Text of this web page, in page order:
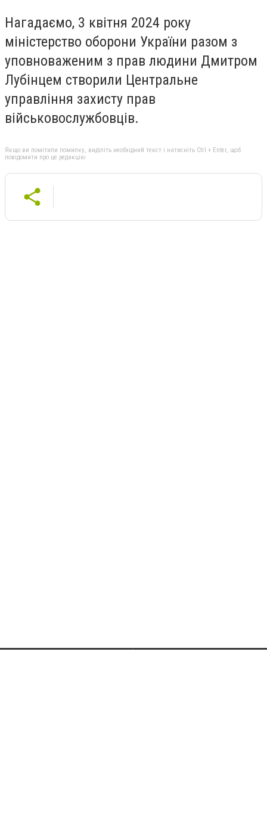
Нагадаємо, 3 квітня 2024 року
міністерство оборони України разом з
уповноваженим з прав людини Дмитром
Лубінцем створили Центральне
управління захисту прав
військовослужбовців.
Якщо ви помітили помилку, виділіть необхідний текст і натисніть Ctrl + Enter, щоб
повідомити про це редакцію